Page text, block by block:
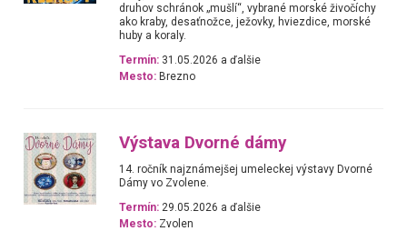
druhov schránok „mušlí“, vybrané morské živočíchy
ako kraby, desaťnožce, ježovky, hviezdice, morské
huby a koraly.
Termín: 31.05.2026 a ďalšie
Mesto: Brezno
Výstava Dvorné dámy
14. ročník najznámejšej umeleckej výstavy Dvorné
Dámy vo Zvolene.
Termín: 29.05.2026 a ďalšie
Mesto: Zvolen